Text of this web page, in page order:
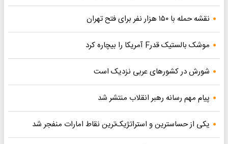
نقشه حمله با ۱۵۰ هزار نفر برای فتح تهران
موشک بالستیک قدرF آمریکا را بیچاره کرد
شورش در کشورهای عربی نزدیک است
پیام مهم رسانه رهبر انقلاب منتشر شد
یکی از حساسترین و استراتژیک‌ترین نقاط امارات منفجر شد